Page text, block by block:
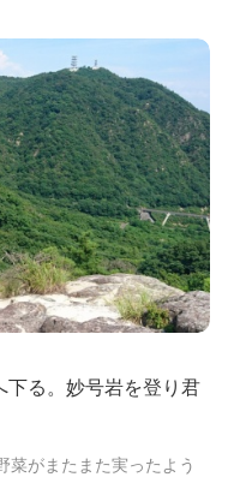
下る。妙号岩を登り君
菜がまたまた実ったよう